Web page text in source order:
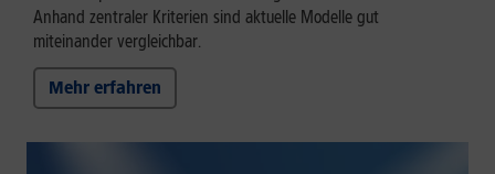
Anhand zentraler Kriterien sind aktuelle Modelle gut
miteinander vergleichbar.
Mehr erfahren